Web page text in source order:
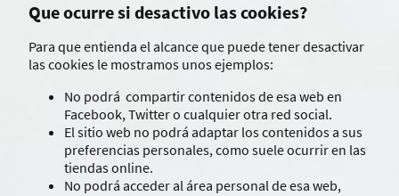
Que ocurre si desactivo las cookies?
Para que entienda el alcance que puede tener desactivar
las cookies le mostramos unos ejemplos:
No podrá compartir contenidos de esa web en
Facebook, Twitter o cualquier otra red social.
El sitio web no podrá adaptar los contenidos a sus
preferencias personales, como suele ocurrir en las
tiendas online.
No podrá acceder al área personal de esa web,